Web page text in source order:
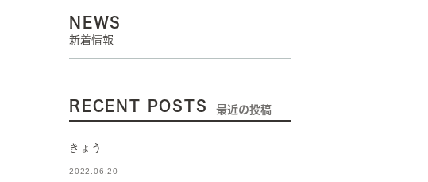
NEWS
新着情報
RECENT POSTS 最近の投稿
きょう
2022.06.20